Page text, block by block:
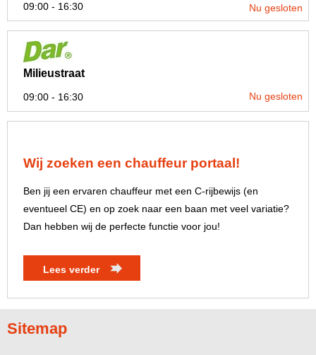
09:00 - 16:30 Nu gesloten
Milieustraat
09:00 - 16:30 Nu gesloten
Wij zoeken een chauffeur portaal!
Ben jij een ervaren chauffeur met een C-rijbewijs (en
eventueel CE) en op zoek naar een baan met veel variatie?
Dan hebben wij de perfecte functie voor jou!
Lees verder
Sitemap